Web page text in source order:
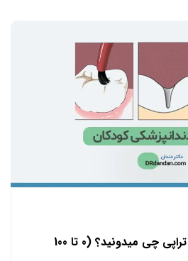
درباره فیشور سیلانت تراپی چی میدونید؟ (0 تا 100